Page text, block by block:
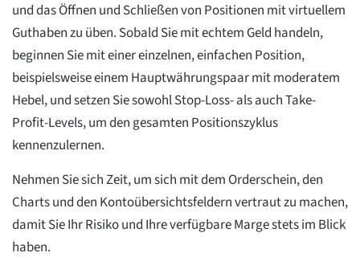
und das Öffnen und Schließen von Positionen mit virtuellem
Guthaben zu üben. Sobald Sie mit echtem Geld handeln,
beginnen Sie mit einer einzelnen, einfachen Position,
beispielsweise einem Hauptwährungspaar mit moderatem
Hebel, und setzen Sie sowohl Stop-Loss- als auch Take-
Profit-Levels, um den gesamten Positionszyklus
kennenzulernen.
Nehmen Sie sich Zeit, um sich mit dem Orderschein, den
Charts und den Kontoübersichtsfeldern vertraut zu machen,
damit Sie Ihr Risiko und Ihre verfügbare Marge stets im Blick
haben.